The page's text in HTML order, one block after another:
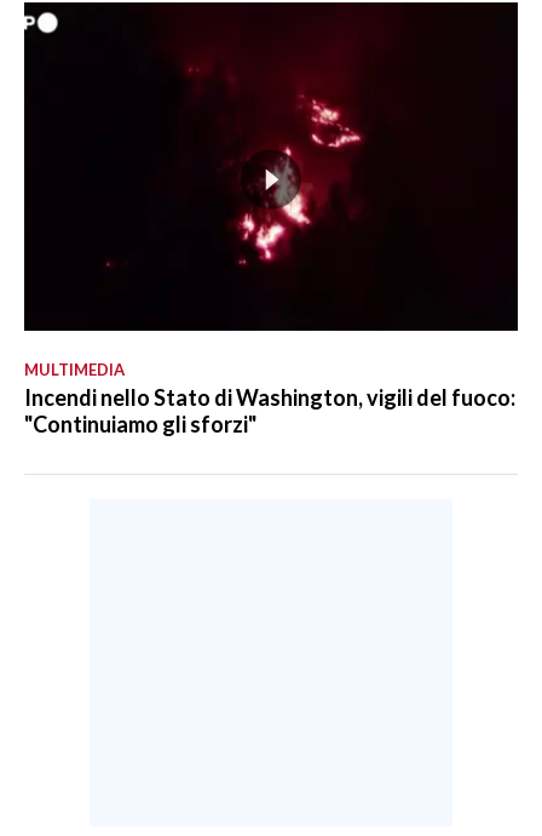
MULTIMEDIA
Incendi nello Stato di Washington, vigili del fuoco:
"Continuiamo gli sforzi"